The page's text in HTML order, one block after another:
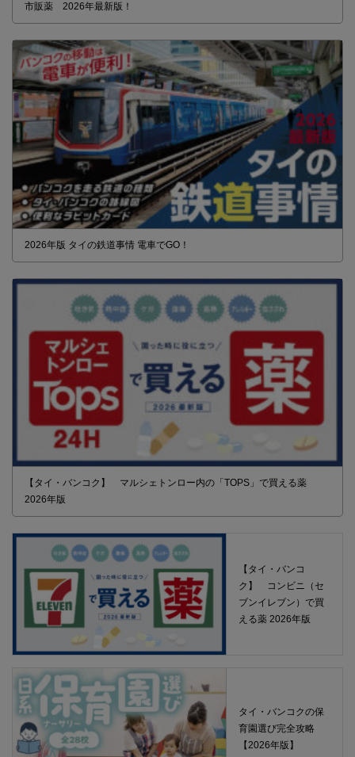
市販薬 2026年最新版！
2026年版 タイの鉄道事情 電車でGO！
【タイ・バンコク】 マルシェトンロー内の「TOPS」で買える薬
2026年版
【タイ・バンコ
ク】 コンビニ（セ
ブンイレブン）で買
える薬 2026年版
タイ・バンコクの保
育園選び完全攻略
【2026年版】